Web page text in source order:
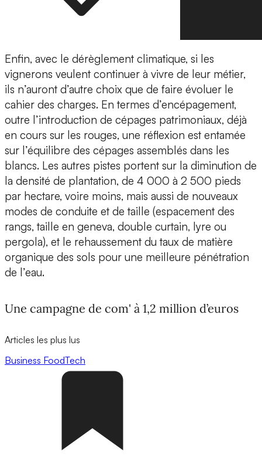
Enfin, avec le dérèglement climatique, si les
vignerons veulent continuer à vivre de leur métier,
ils n’auront d’autre choix que de faire évoluer le
cahier des charges. En termes d’encépagement,
outre l’introduction de cépages patrimoniaux, déjà
en cours sur les rouges, une réflexion est entamée
sur l’équilibre des cépages assemblés dans les
blancs. Les autres pistes portent sur la diminution de
la densité de plantation, de 4 000 à 2 500 pieds
par hectare, voire moins, mais aussi de nouveaux
modes de conduite et de taille (espacement des
rangs, taille en geneva, double curtain, lyre ou
pergola), et le rehaussement du taux de matière
organique des sols pour une meilleure pénétration
de l’eau.
Une campagne de com' à 1,2 million d’euros
Articles les plus lus
Business FoodTech